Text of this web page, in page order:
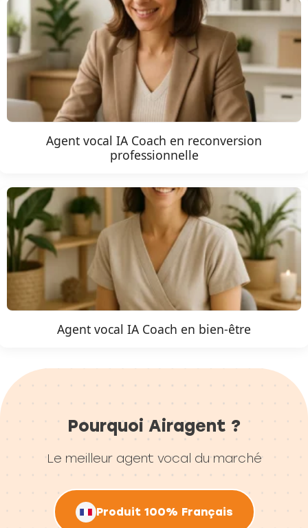
Agent vocal IA Coach en reconversion
professionnelle
Agent vocal IA Coach en bien-être
Pourquoi Airagent ?
Le meilleur agent vocal du marché
Produit 100% Français